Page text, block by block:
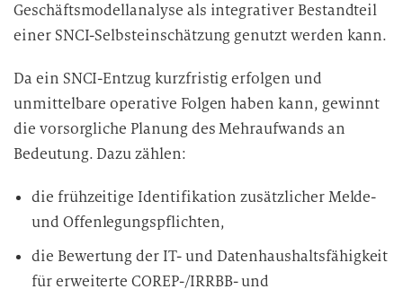
Geschäftsmodellanalyse als integrativer Bestandteil
einer SNCI-Selbsteinschätzung genutzt werden kann.
Da ein SNCI-Entzug kurzfristig erfolgen und
unmittelbare operative Folgen haben kann, gewinnt
die vorsorgliche Planung des Mehraufwands an
Bedeutung. Dazu zählen:
die frühzeitige Identifikation zusätzlicher Melde-
und Offenlegungspflichten,
die Bewertung der IT- und Datenhaushaltsfähigkeit
für erweiterte COREP-/IRRBB- und